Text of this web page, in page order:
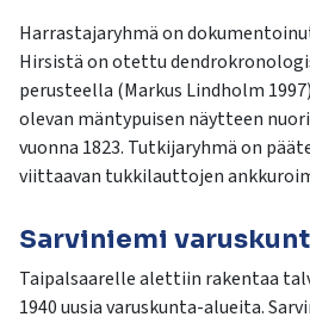
Harrastajaryhmä on
Hirsistä on otettu
perusteella (Markus Lindholm
olevan mäntypuisen näytteen
vuonna 1823. Tutkijaryhmä on
viittaavan tukkilauttojen
Sarviniemi
Taipalsaarelle alettiin rakentaa
1940 uusia varuskunta-alueita.